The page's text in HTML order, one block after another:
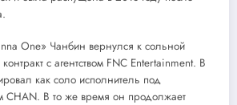
One» Чанбин вернулся к сольной
с агентством FNC Entertainment. В
как соло исполнитель под
CHAN. В то же время он продолжает